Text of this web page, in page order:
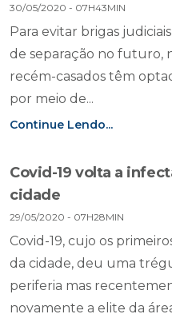
30/05/2020 - 07H43MIN
Para evitar brigas
de separação no futuro,
recém-casados têm
por meio de...
Continue Lendo...
Covid-19 volta a
cidade
29/05/2020 - 07H28MIN
Covid-19, cujo os
da cidade, deu uma
periferia mas
novamente a elite da